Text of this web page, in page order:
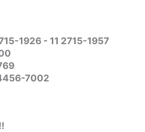
1926 - 11 2715-1957
7002